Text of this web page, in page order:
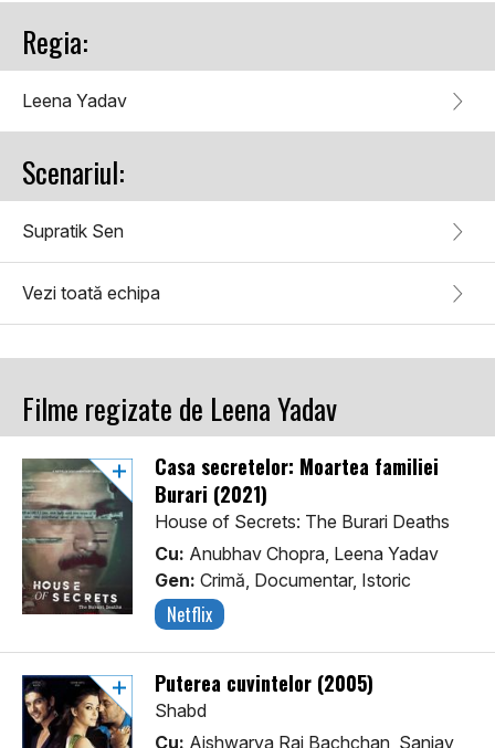
Regia:
Leena Yadav
Scenariul:
Supratik Sen
Vezi toată echipa
Filme regizate de Leena Yadav
Casa secretelor: Moartea familiei
Burari (2021)
House of Secrets: The Burari Deaths
Cu: Anubhav Chopra, Leena Yadav
Gen: Crimă, Documentar, Istoric
Netflix
Puterea cuvintelor (2005)
Shabd
Cu: Aishwarya Rai Bachchan, Sanjay